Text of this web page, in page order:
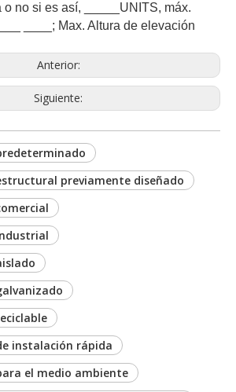
no si es así, _____UNITS, máx.
____; Max. Altura de elevación
Anterior:
Siguiente:
previamente diseñado
instalación rápida
el medio ambiente